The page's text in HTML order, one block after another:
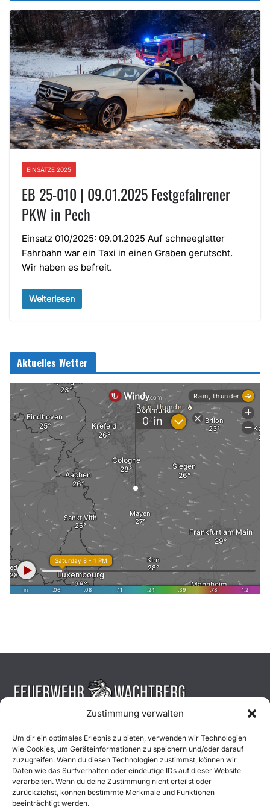
Zustimmung verwalten
Um dir ein optimales Erlebnis zu bieten, verwenden wir Technologien
wie Cookies, um Geräteinformationen zu speichern und/oder darauf
zuzugreifen. Wenn du diesen Technologien zustimmst, können wir
Daten wie das Surfverhalten oder eindeutige IDs auf dieser Website
verarbeiten. Wenn du deine Zustimmung nicht erteilst oder
zurückziehst, können bestimmte Merkmale und Funktionen
beeinträchtigt werden.
EINSÄTZE 2025
EB 25-010 | 09.01.2025 Festgefahrener
PKW in Pech
Einsatz 010/2025: 09.01.2025 Auf schneeglatter
Fahrbahn war ein Taxi in einen Graben gerutscht.
Wir haben es befreit.
Weiterlesen
Aktuelles Wetter
Aktuelles
Einsätze
Unsere Jugend